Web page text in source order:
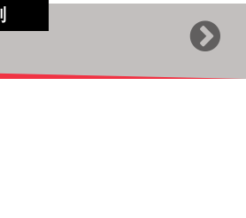
Next